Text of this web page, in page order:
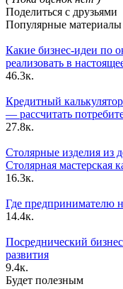
Поделиться с друзьями
Популярные материалы
Какие бизнес-идеи по
реализовать в
46.3к.
Кредитный
— рассчитать
27.8к.
Столярные изделия из
Столярная мастерская
16.3к.
Где предпринимателю
14.4к.
Посреднический
развития
9.4к.
Будет полезным